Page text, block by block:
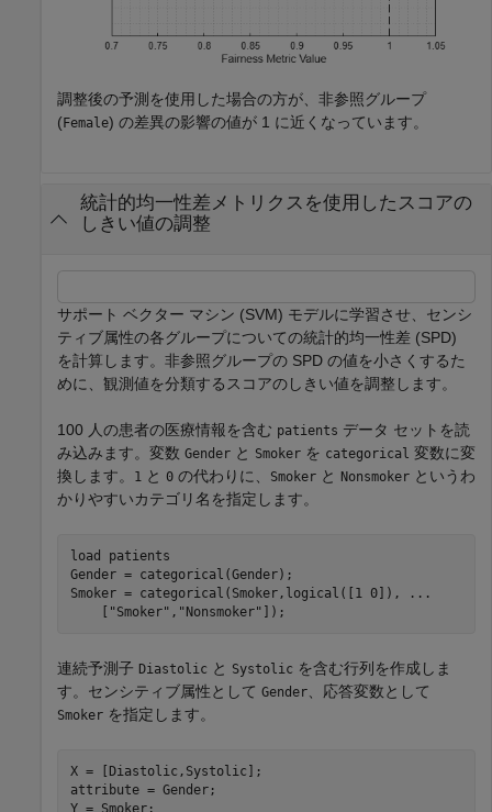
調整後の予測を使用した場合の方が、非参照グループ
(Female) の差異の影響の値が 1 に近くなっています。
統計的均一性差メトリクスを使用したスコアの
しきい値の調整
サポート ベクター マシン (SVM) モデルに学習させ、センシ
ティブ属性の各グループについての統計的均一性差 (SPD)
を計算します。非参照グループの SPD の値を小さくするた
めに、観測値を分類するスコアのしきい値を調整します。
100 人の患者の医療情報を含む patients データ セットを読
み込みます。変数 Gender と Smoker を categorical 変数に変
換します。
1 と 0 の代わりに、 Smoker と Nonsmoker というわ
かりやすいカテゴリ名を指定します。
load
patients
Gender = categorical(Gender);
Smoker = categorical(Smoker,logical([1 0]),
...
    [
"Smoker" , "Nonsmoker" ]);
連続予測子 Diastolic と Systolic を含む行列を作成しま
す。センシティブ属性として Gender 、応答変数として
Smoker を指定します。
X = [Diastolic,Systolic];
attribute = Gender;
Y = Smoker;